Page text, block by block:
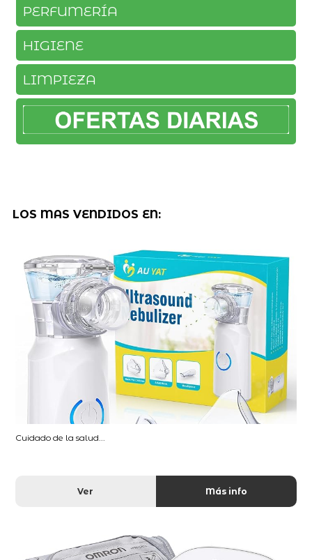
PERFUMERÍA
HIGIENE
LIMPIEZA
LOS MAS VENDIDOS EN:
Cuidado de la salud...
Ver Más info